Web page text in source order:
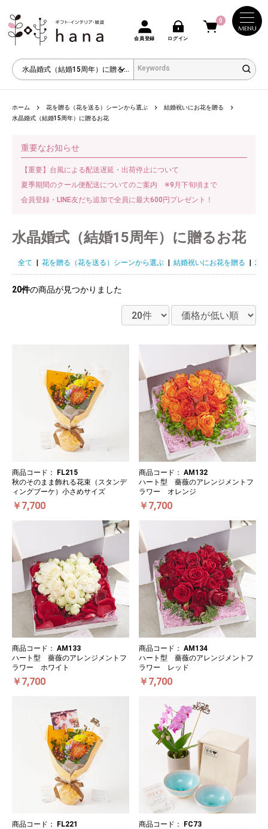
MENU
会員登録 ログイン
0
ホーム 花を贈る（花を送る）シーンから選ぶ
結婚祝いにお花を贈る
水晶婚式（結婚15周年）に贈るお花
重要なお知らせ
【重要】台風による配送遅延・出荷停止について
夏季期間のクール便配送についてのご案内 ※9月下旬頃まで
会員登録・LINE友だち追加で全員に最大600円プレゼント！
水晶婚式（結婚15周年）に贈るお花
全て 花を贈る（花を送る）シーンから選ぶ 結婚祝いにお花を贈る 水
20件の商品が見つかりました
商品コード：
FL215
秋のそのまま飾れる花束（スタンデ
ィングブーケ）小さめサイズ
￥7,700
商品コード： AM132
ハート型 薔薇のアレンジメントフ
ラワー オレンジ
￥7,700
商品コード： AM133
ハート型 薔薇のアレンジメントフ
ラワー ホワイト
￥7,700
商品コード： AM134
ハート型 薔薇のアレンジメントフ
ラワー レッド
￥7,700
商品コード：
FL221
商品コード：
FC73